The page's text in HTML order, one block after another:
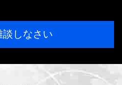
談しなさい